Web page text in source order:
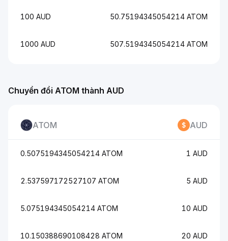
Chuyển đổi ATOM thành AUD
ATOM AUD
0.5075194345054214 ATOM 1 AUD
2.537597172527107 ATOM 5 AUD
5.075194345054214 ATOM 10 AUD
10.150388690108428 ATOM 20 AUD
100 AUD 50.75194345054214 ATOM
1000 AUD 507.5194345054214 ATOM